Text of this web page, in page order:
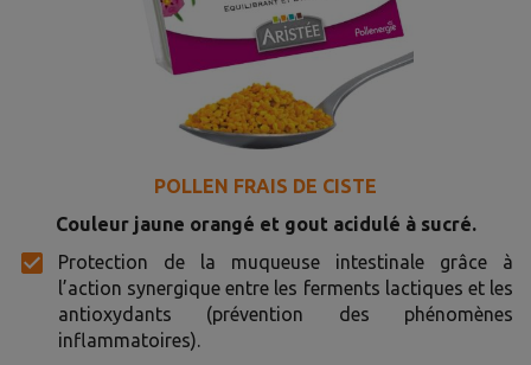
POLLEN FRAIS DE CISTE
Couleur jaune orangé et gout acidulé à sucré.
Protection de la muqueuse intestinale grâce à
l’action synergique entre les ferments lactiques et les
antioxydants (prévention des phénomènes
inflammatoires).